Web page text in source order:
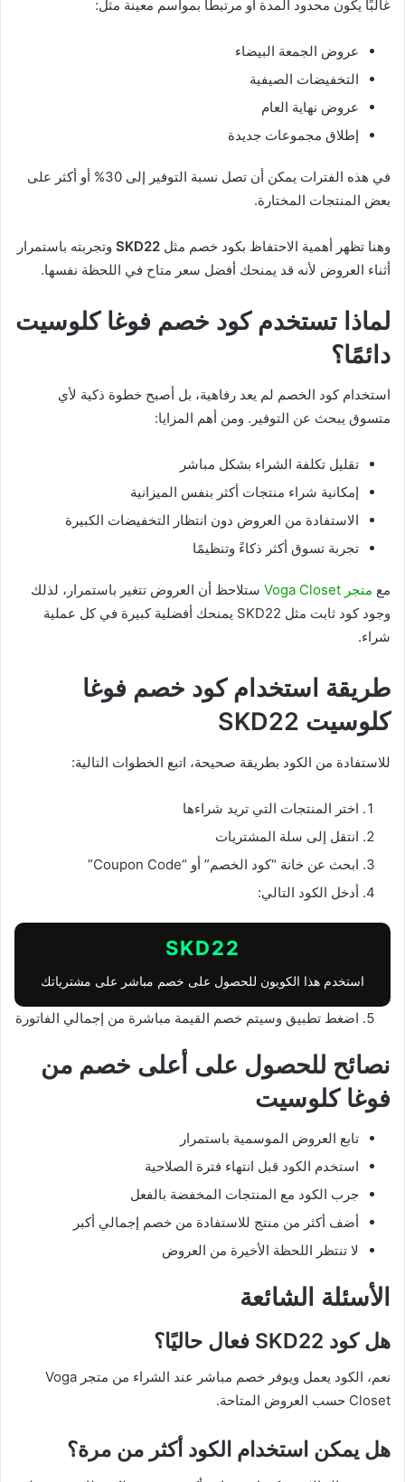
غالبًا يكون محدود المدة أو مرتبطًا بمواسم معينة مثل:
عروض الجمعة البيضاء
التخفيضات الصيفية
عروض نهاية العام
إطلاق مجموعات جديدة
في هذه الفترات يمكن أن تصل نسبة التوفير إلى 30% أو أكثر على
بعض المنتجات المختارة.
وهنا تظهر أهمية الاحتفاظ بكود خصم مثل SKD22 وتجربته باستمرار
أثناء العروض لأنه قد يمنحك أفضل سعر متاح في اللحظة نفسها.
لماذا تستخدم كود خصم فوغا كلوسيت
دائمًا؟
استخدام كود الخصم لم يعد رفاهية، بل أصبح خطوة ذكية لأي
متسوق يبحث عن التوفير. ومن أهم المزايا:
تقليل تكلفة الشراء بشكل مباشر
إمكانية شراء منتجات أكثر بنفس الميزانية
الاستفادة من العروض دون انتظار التخفيضات الكبيرة
تجربة تسوق أكثر ذكاءً وتنظيمًا
مع متجر Voga Closet
ستلاحظ أن العروض تتغير باستمرار، لذلك
وجود كود ثابت مثل SKD22 يمنحك أفضلية كبيرة في كل عملية
شراء.
طريقة استخدام كود خصم فوغا
كلوسيت SKD22
للاستفادة من الكود بطريقة صحيحة، اتبع الخطوات التالية:
اختر المنتجات التي تريد شراءها
انتقل إلى سلة المشتريات
ابحث عن خانة “كود الخصم” أو “Coupon Code”
أدخل الكود التالي:
SKD22
استخدم هذا الكوبون للحصول على خصم مباشر على مشترياتك
اضغط تطبيق وسيتم خصم القيمة مباشرة من إجمالي الفاتورة
نصائح للحصول على أعلى خصم من
فوغا كلوسيت
تابع العروض الموسمية باستمرار
استخدم الكود قبل انتهاء فترة الصلاحية
جرب الكود مع المنتجات المخفضة بالفعل
أضف أكثر من منتج للاستفادة من خصم إجمالي أكبر
لا تنتظر اللحظة الأخيرة من العروض
الأسئلة الشائعة
هل كود SKD22 فعال حاليًا؟
نعم، الكود يعمل ويوفر خصم مباشر عند الشراء من متجر Voga
Closet حسب العروض المتاحة.
هل يمكن استخدام الكود أكثر من مرة؟